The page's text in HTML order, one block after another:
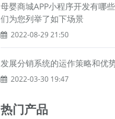
母婴商城APP小程序开发有哪
们为您列举了如下场景
2022-08-29 21:50
发展分销系统的运作策略和优
2022-03-30 19:47
热门产品